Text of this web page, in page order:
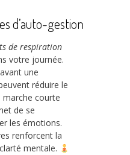
d’auto-gestion
de respiration
votre journée.
une
réduire le
marche courte
de se
les émotions.
renforcent la
mentale.